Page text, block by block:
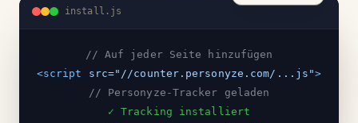
install.js
// Auf jeder Seite hinzufügen
<script
src="//counter.personyze.com/...js">
// Personyze-Tracker geladen
✓ Tracking installiert